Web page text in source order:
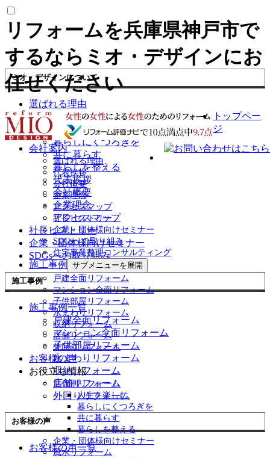
リフォームを兵庫県神戸市で
するならミオ・デザインにお
任せください
トップペー
ジ
会社案内
選ばれる理由
代表挨拶
会社概要
企業理念
アクセスマップ
社長ヒストリー
企業・団体様向けセミナー
SDGsへの取り組み
住宅事業整理コンサルティング
施工事例
サブメニューを展開
戸建全面リフォーム
マンション全面リフォーム
子供部屋リフォーム
水まわりリフォーム
収納リフォーム
店舗リフォーム
外回りリフォーム
お客様の声
お役立ち情報
世代別リフォーム
人生を楽しむ
暮らしにくつろぎを
共に暮らす
暮らしを整える
企業・団体様向けセミナー
風水リフォーム
ミオ・デザインについて
選ばれる理由
会社案内
人生を楽しむ
暮らしにくつろぎを
共に暮らす
暮らしを整える
代表挨拶
会社概要
企業理念
アクセスマップ
社長ヒストリー
企業・団体様向けセミナー
SDGsへの取り組み
施工事例
施工事例一覧
戸建全面リフォーム
マンション全面リフォーム
子供部屋リフォーム
水まわりリフォーム
収納リフォーム
店舗リフォーム
外回りリフォーム
お客様の声
お客様の声一覧